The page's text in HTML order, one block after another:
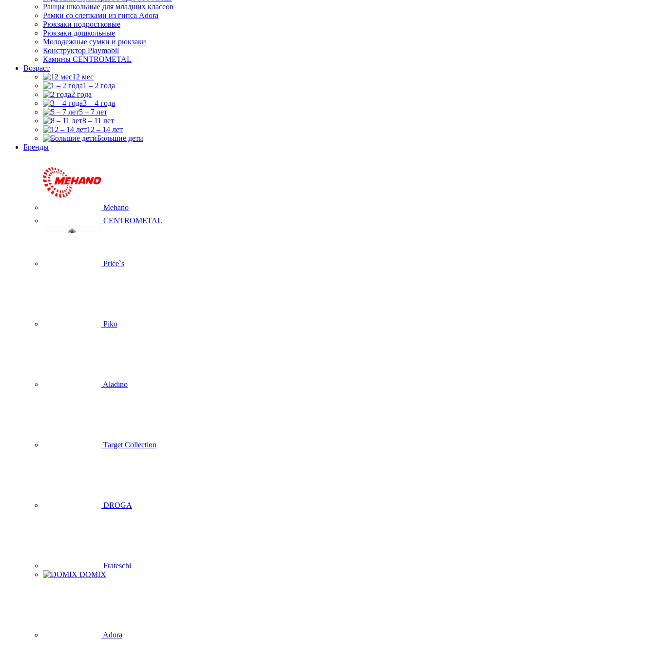
Ранцы школьные для младших классов
Рамки со слепками из гипса Adora
Рюкзаки подростковые
Рюкзаки дошкольные
Молодежные сумки и рюкзаки
Конструктор Playmobil
Камины CENTROMETAL
Возраст
12 мес
1 – 2 года
2 года
3 – 4 года
5 – 7 лет
8 – 11 лет
12 – 14 лет
Большие дети
Бренды
Mehano
CENTROMETAL
Price`s
Piko
Aladino
Target Collection
DROGA
Frateschi
DOMIX
Adora